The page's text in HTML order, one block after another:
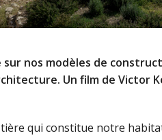
nos modèles de
Un film de Victor
qui constitue notre